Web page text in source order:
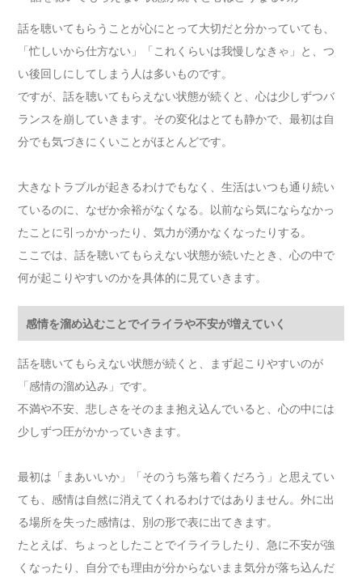
話を聴いてもらうことが心にとって大切だと分かっていても、
「忙しいから仕方ない」「これくらいは我慢しなきゃ」と、つ
い後回しにしてしまう人は多いものです。
ですが、話を聴いてもらえない状態が続くと、心は少しずつバ
ランスを崩していきます。その変化はとても静かで、最初は自
分でも気づきにくいことがほとんどです。
大きなトラブルが起きるわけでもなく、生活はいつも通り続い
ているのに、なぜか余裕がなくなる。以前なら気にならなかっ
たことに引っかかったり、気力が湧かなくなったりする。
ここでは、話を聴いてもらえない状態が続いたとき、心の中で
何が起こりやすいのかを具体的に見ていきます。
感情を溜め込むことでイライラや不安が増えていく
話を聴いてもらえない状態が続くと、まず起こりやすいのが
「感情の溜め込み」です。
不満や不安、悲しさをそのまま抱え込んでいると、心の中には
少しずつ圧がかかっていきます。
最初は「まあいいか」「そのうち落ち着くだろう」と思えてい
ても、感情は自然に消えてくれるわけではありません。外に出
る場所を失った感情は、別の形で表に出てきます。
たとえば、ちょっとしたことでイライラしたり、急に不安が強
くなったり、自分でも理由が分からないまま気分が落ち込んだ